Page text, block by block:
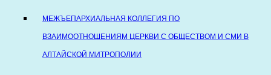
МЕЖЪЕПАРХИАЛЬНАЯ КОЛЛЕГИЯ ПО
ВЗАИМООТНОШЕНИЯМ ЦЕРКВИ С ОБЩЕСТВОМ И СМИ В
АЛТАЙСКОЙ МИТРОПОЛИИ